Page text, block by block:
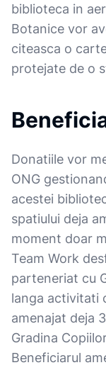
biblioteca in
Botanice vor
citeasca o
protejate de o
Donatiile vor
ONG
acestei
spatiului deja
moment doar
Team Work
parteneriat cu
langa activitati
amenajat deja
Gradina
Beneficiarul